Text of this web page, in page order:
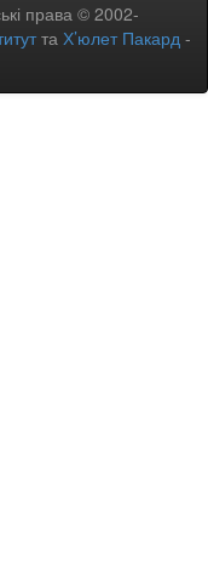
права © 2002-
та Х’юлет Пакард -